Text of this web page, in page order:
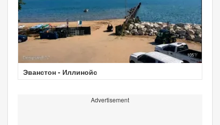
Эванстон - Иллинойс
Advertisement